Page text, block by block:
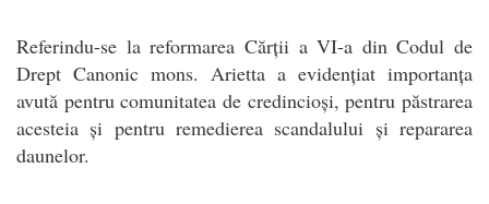
Referindu-se la reformarea Cărții a VI-a din Codul de
Drept Canonic mons. Arietta a evidențiat importanța
avută pentru comunitatea de credincioși, pentru păstrarea
acesteia și pentru remedierea scandalului și repararea
daunelor.